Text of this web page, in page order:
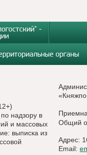
-
органы
надзору в
и массовых
выписка из
Общий
Адрес:
Email: